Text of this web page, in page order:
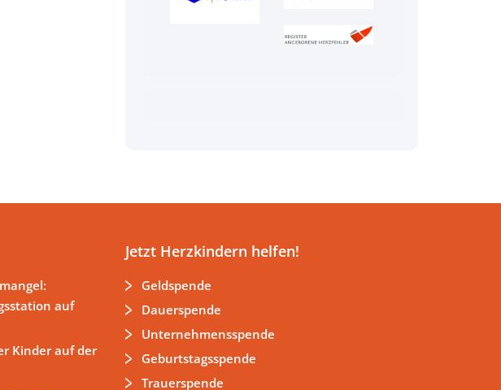
auf
Kinder auf der
Jetzt Herzkindern helfen!
Geldspende
Dauerspende
Unternehmensspende
Geburtstagsspende
Trauerspende